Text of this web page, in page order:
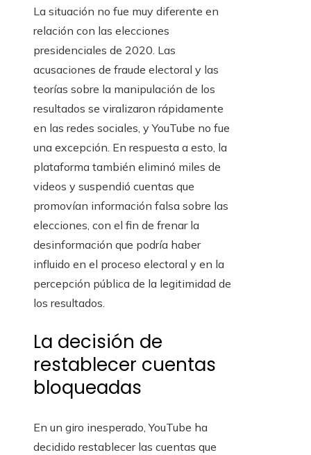
La situación no fue muy diferente en
relación con las elecciones
presidenciales de 2020. Las
acusaciones de fraude electoral y las
teorías sobre la manipulación de los
resultados se viralizaron rápidamente
en las redes sociales, y YouTube no fue
una excepción. En respuesta a esto, la
plataforma también eliminó miles de
videos y suspendió cuentas que
promovían información falsa sobre las
elecciones, con el fin de frenar la
desinformación que podría haber
influido en el proceso electoral y en la
percepción pública de la legitimidad de
los resultados.
La decisión de
restablecer cuentas
bloqueadas
En un giro inesperado, YouTube ha
decidido restablecer las cuentas que